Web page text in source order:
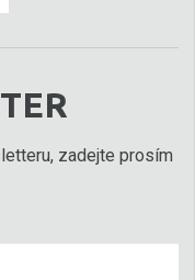
zadejte prosím